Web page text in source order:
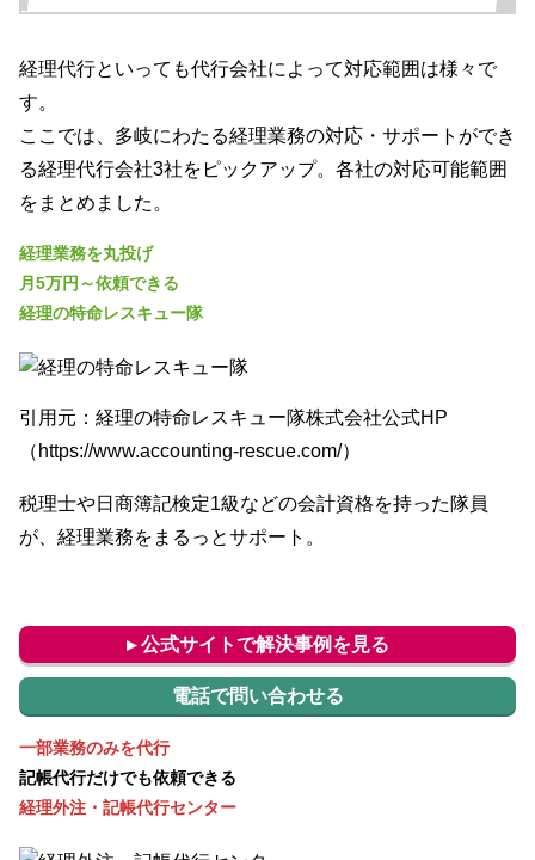
経理代行といっても代行会社によって対応範囲は様々で
す。
ここでは、多岐にわたる経理業務の対応・サポートができ
る経理代行会社3社をピックアップ。各社の対応可能範囲
をまとめました。
経理業務を丸投げ
月5万円～依頼できる
経理の特命レスキュー隊
引用元：経理の特命レスキュー隊株式会社公式HP
（https://www.accounting-rescue.com/）
税理士や日商簿記検定1級などの会計資格を持った隊員
が、経理業務をまるっとサポート。
▸ 公式サイトで解決事例を見る
電話で問い合わせる
一部業務のみを代行
記帳代行だけでも依頼できる
経理外注・記帳代行センター